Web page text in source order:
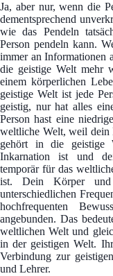
Ja, aber nur, wenn die
dementsprechend
wie das Pendeln
Person pendeln kann.
immer an Informationen
die geistige Welt mehr
einem körperlichen
geistige Welt ist jede
geistig, nur hat alles
Person hast eine
weltliche Welt, weil
gehört in die geistige
Inkarnation ist und
temporär für das
ist. Dein Körper
unterschiedlichen
hochfrequenten
angebunden. Das
weltlichen Welt und
in der geistigen Welt.
Verbindung zur
und Lehrer.